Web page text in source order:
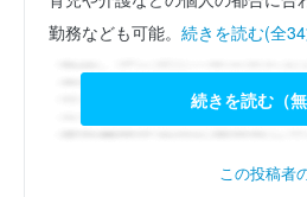
勤務なども可能。 続きを読む(全
続きを読む（無
この投稿者